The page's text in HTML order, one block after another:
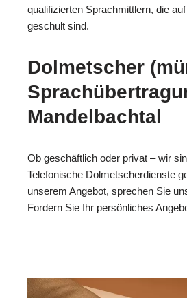
qualifizierten Sprachmittlern, die
geschult sind.
Dolmetscher
Mandelbachtal
Ob geschäftlich oder privat – wir
Telefonische Dolmetscherdienste
unserem Angebot, sprechen Sie
Fordern Sie Ihr persönliches